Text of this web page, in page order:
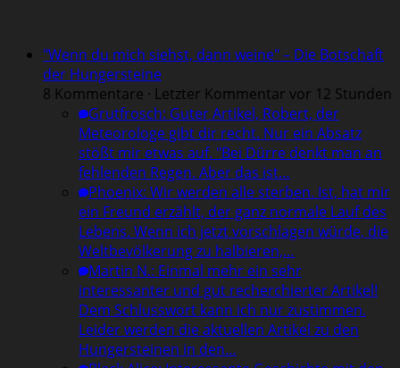
"Wenn du mich siehst, dann weine" – Die Botschaft
der Hungersteine
8 Kommentare · Letzter Kommentar vor 12 Stunden
Grutfrosch: Guter Artikel, Robert, der
Meteorologe gibt dir recht. Nur ein Absatz
stößt mir etwas auf. "Bei Dürre denkt man an
fehlenden Regen. Aber das ist…
Phoenix: Wir werden alle sterben. Ist, hat mir
ein Freund erzählt, der ganz normale Lauf des
Lebens. Wenn ich jetzt vorschlagen würde, die
Weltbevölkerung zu halbieren,…
Martin N.: Einmal mehr ein sehr
interessanter und gut recherchierter Artikel!
Dem Schlusswort kann ich nur zustimmen.
Leider werden die aktuellen Artikel zu den
Hungersteinen in den…